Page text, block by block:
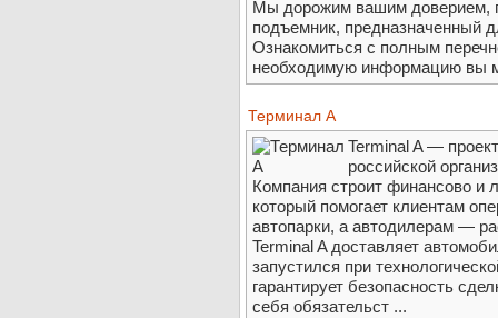
Мы дорожим вашим доверием,
подъемник, предназначенный
Ознакомиться с полным
необходимую информацию вы
Терминал А
Terminal A —
российской
Компания строит финансово и
который помогает клиентам
автопарки, а автодилерам —
Terminal A доставляет
запустился при
гарантирует безопасность
себя обязательст ...